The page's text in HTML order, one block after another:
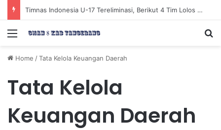
Strategi Menganalisis Pergerakan Institusi Besar (Big Money) di Pasar Modal
Menu
Home /Tata Kelola Keuangan Daerah
Tata Kelola
Keuangan Daerah